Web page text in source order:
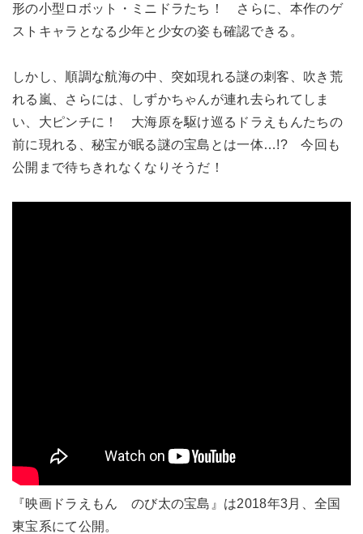
形の小型ロボット・ミニドラたち！ さらに、本作のゲ
ストキャラとなる少年と少女の姿も確認できる。
しかし、順調な航海の中、突如現れる謎の刺客、吹き荒
れる嵐、さらには、しずかちゃんが連れ去られてしま
い、大ピンチに！ 大海原を駆け巡るドラえもんたちの
前に現れる、秘宝が眠る謎の宝島とは一体…!? 今回も
公開まで待ちきれなくなりそうだ！
『映画ドラえもん のび太の宝島』は2018年3月、全国
東宝系にて公開。